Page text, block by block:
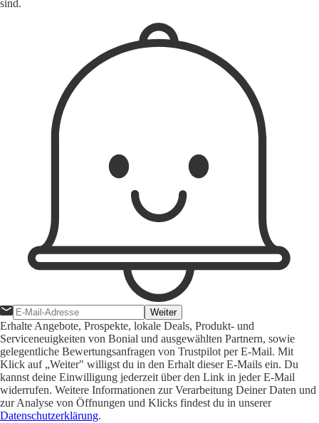
sind.
Weiter
Erhalte Angebote, Prospekte, lokale Deals, Produkt- und
Serviceneuigkeiten von Bonial und ausgewählten Partnern, sowie
gelegentliche Bewertungsanfragen von Trustpilot per E-Mail. Mit
Klick auf „Weiter" willigst du in den Erhalt dieser E-Mails ein. Du
kannst deine Einwilligung jederzeit über den Link in jeder E-Mail
widerrufen. Weitere Informationen zur Verarbeitung Deiner Daten und
zur Analyse von Öffnungen und Klicks findest du in unserer
Datenschutzerklärung.